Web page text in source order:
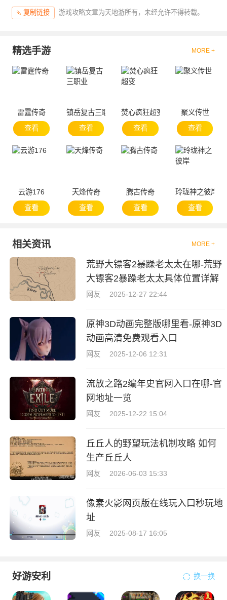
复制链接 游戏攻略文章为天地游所有，未经允许不得转载。
精选手游 MORE +
雷霆传奇
查看
镇岳复古三职业
查看
焚心疯狂超变
查看
聚义传世
查看
云游176
查看
天烽传奇
查看
腾古传奇
查看
玲珑神之彼岸
查看
相关资讯 MORE +
荒野大镖客2暴躁老太太在哪-荒野
大镖客2暴躁老太太具体位置详解
网友 2025-12-27 22:44
原神3D动画完整版哪里看-原神3D
动画高清免费观看入口
网友 2025-12-06 12:31
流放之路2编年史官网入口在哪-官
网地址一览
网友 2025-12-22 15:04
丘丘人的野望玩法机制攻略 如何
生产丘丘人
网友 2026-06-03 15:33
像素火影网页版在线玩入口秒玩地
址
网友 2025-08-17 16:05
好游安利 换一换